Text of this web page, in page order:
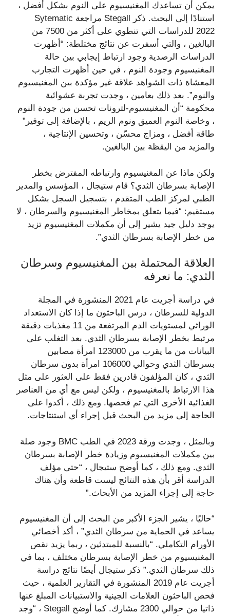
يمكن أن تساعدك المغنيسيوم على النوم بشكل أفضل ،
استنادًا إلى البحث. ذكر Stegall مراجعة Sytematic
2022 للدراسات التي تنطوي على أكثر من 7500 من
البالغين ، والتي أسفرت عن نتائج مختلطة: “أظهرت
الدراسات الرصدية وجود ارتباط إيجابي بين حالة
المغنيسيوم وجودة النوم ، في حين أظهرت التجارب
المعشاة ذات الشواهد علاقة غير مؤكدة بين المغنيسيوم
والنوم”. بعد ذلك بعامين ، وجدت تجربة عشوائية
محكومة “أن المغنيسيوم-لترونات تحسن من جودة النوم
، وخاصة النوم العميق ونوم الريم ، بالإضافة إلى توفير”
طاقة أفضل ، ومزاج محسّن ، وتحسين الإنتاجية ،
والمزيد من اليقظة بين البالغين.
ولكن ماذا عن المغنيسيوم وارتباطه المفترض بخطر
الإصابة بسرطان الثدي؟ قام ستيجال ، المؤسس والمدير
الطبي لمركز الطب المتقدم ، بتسجيل السجل بشكل
مستقيم: “فيما يتعلق بمخاطر المغنيسيوم والسرطان ، لا
يوجد دليل جيد يشير إلى أن مكملات المغنيسيوم تزيد
من خطر الإصابة بسرطان الثدي”.
العلاقة المحتملة بين المغنيسيوم وسرطان
الثدي: ما نعرفه
في دراسة أجريت عام 2021 المنشورة في المجلة
الدولية للسرطان ، درس الباحثون ما إذا كان الاستعداد
الوراثي لمستويات الدم المرتفعة من 11 مغذيات دقيقة
مرتبط بخطر الإصابة بسرطان الثدي. بعد التغلب على
البيانات من ما يقرب من 123000 امرأة مصابين
بسرطان الثدي وحوالي 106000 امرأة بدون سرطان
الثدي ، كان المؤلفون قادرين فقط على العثور على مثل
هذا الارتباط بالمغنيسيوم ، ولكن ليس مع أي من العناصر
الغذائية الأخرى التي تم فحصها. ومع ذلك ، أكدوا على
الحاجة إلى مزيد من البحث قبل إجراء أي استنتاجات.
وبالمثل ، وجدت ورقة 2023 في الطب BMC وجود صلة
بين مكملات المغنيسيوم وزيادة خطر الإصابة بسرطان
الثدي. ومع ذلك ، كما أوضح ستيجال ، “حتى مؤلف
الدراسة أقر بأن هذه النتائج ليست قاطعة وأن هناك
حاجة إلى إجراء المزيد من الأبحاث.”
“حاليًا ، يشير الجزء الأكبر من البحث إلى أن المغنيسيوم
يساعد في الحماية من سرطان الثدي” ، أكد أخصائي
الأورام التكاملي. “بالنسبة للمبتدئين ، ربما يزيد نقص
المغنيسيوم من خطر الإصابة بسرطان مختلف ، بما في
ذلك سرطان الثدي.” ذكر ستيجال أيضًا نتائج دراسة
أجريت عام 2019 المنشورة في التقارير العلمية ، حيث
فحص الباحثون العلامات الجينية والاستبيانات المبلغ عنها
ذاتيا من حوالي 2300 مشارك. كما أوضح Stegall ، “وجد